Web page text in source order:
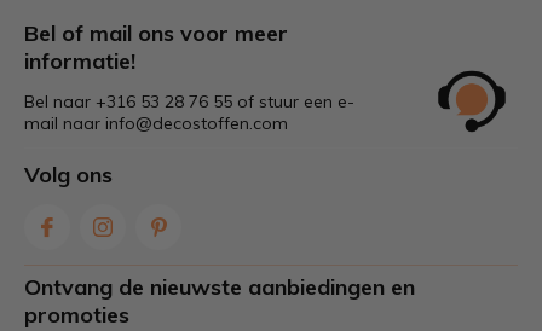
Welke stof is het beste voor
tuinkussens?
stap & tips voor de juiste stof
DoorLynn
Bel of mail ons voor meer
informatie!
Bel naar +316 53 28 76 55 of stuur een e-
mail naar info@decostoffen.com
Volg ons
Ontvang de nieuwste aanbiedingen en
promoties